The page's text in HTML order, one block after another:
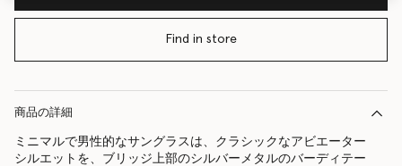
Find in store
商品の詳細
ミニマルで男性的なサングラスは、クラシックなアビエーター
シルエットを、ブリッジ上部のシルバーメタルのバーディテー